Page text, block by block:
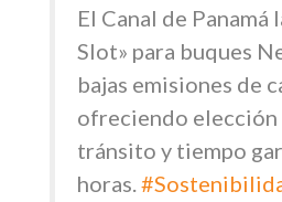
El Canal de
Slot» para buques
bajas emisiones de
ofreciendo elección
tránsito y tiempo
horas.